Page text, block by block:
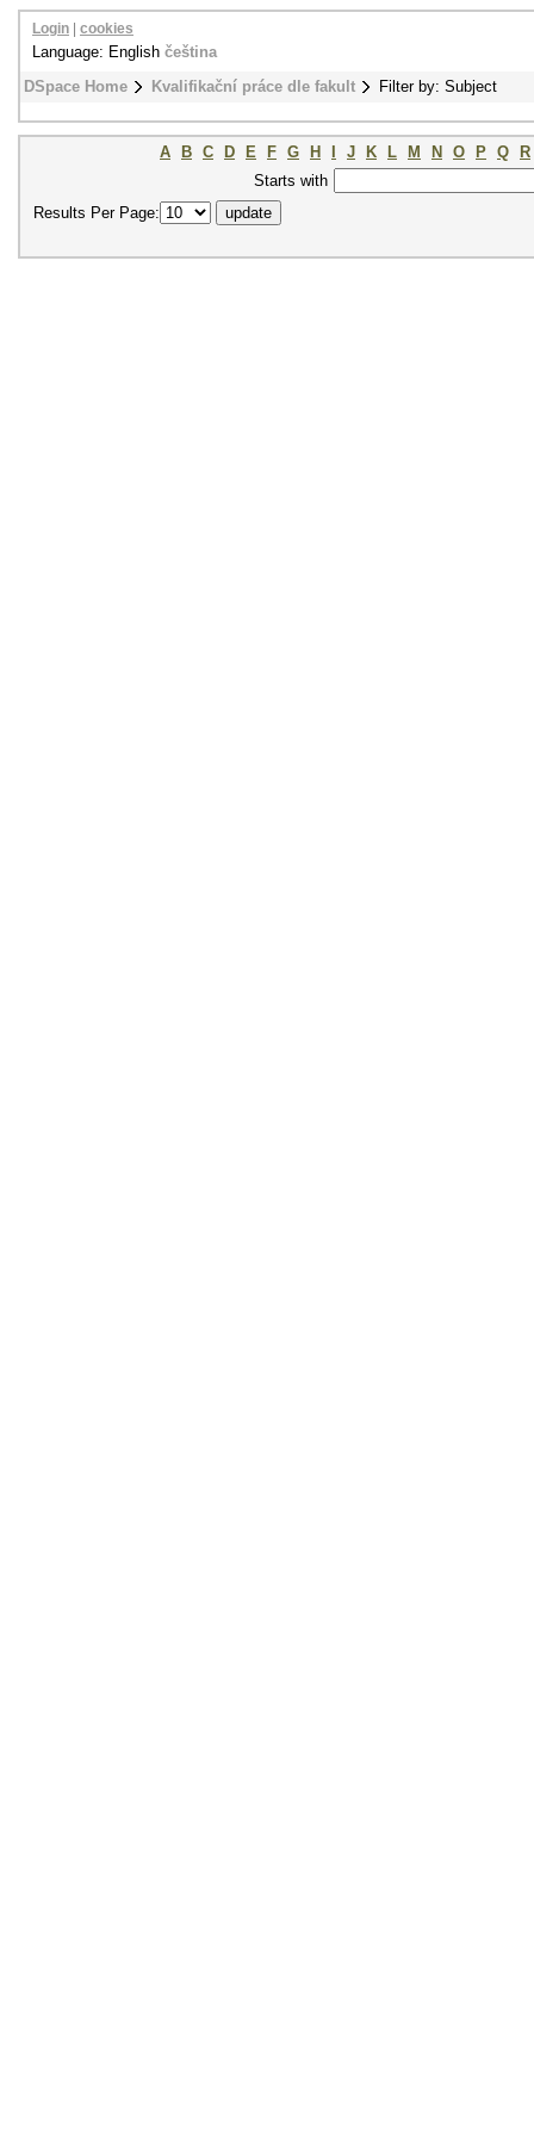
DSpace Home Kvalifikační práce dle fakult Filter by: Subject
Login cookies
Language: English čeština
A B C D E F G H J K L M N O P Q
R
Starts with
Results Per Page: